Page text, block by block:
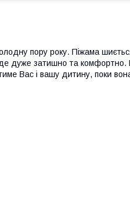
пору року. Піжама
дуже затишно та
Вас і вашу дитину, поки